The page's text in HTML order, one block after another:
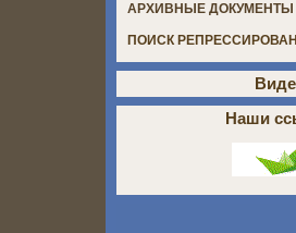
АРХИВНЫЕ ДОКУМЕНТЫ
ПОИСК
Наши